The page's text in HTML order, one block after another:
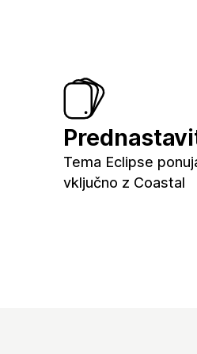
Tema Eclipse
vključno z Coastal